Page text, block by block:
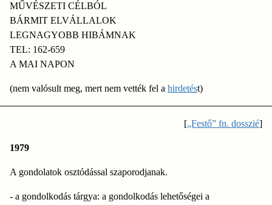
MŰVÉSZETI CÉLBÓL
BÁRMIT ELVÁLLALOK
LEGNAGYOBB HIBÁMNAK
TEL: 162-659
A MAI NAPON
(nem valósult meg, mert nem vették fel a hirdetést)
[„Festő” fn. dosszié]
1979
A gondolatok osztódással szaporodjanak.
- a gondolkodás tárgya: a gondolkodás lehetőségei a